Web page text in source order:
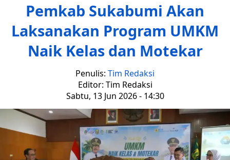
Pemkab Sukabumi Akan
Laksanakan Program UMKM
Naik Kelas dan Motekar
Penulis: Tim Redaksi
Editor: Tim Redaksi
Sabtu, 13 Jun 2026 - 14:30